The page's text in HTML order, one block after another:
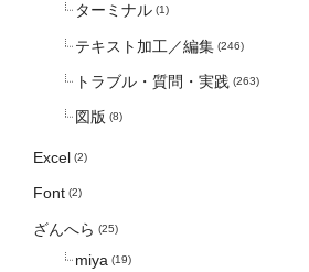
ターミナル (1)
テキスト加工／編集 (246)
トラブル・質問・実践 (263)
図版 (8)
Excel (2)
Font (2)
ざんへら (25)
miya (19)